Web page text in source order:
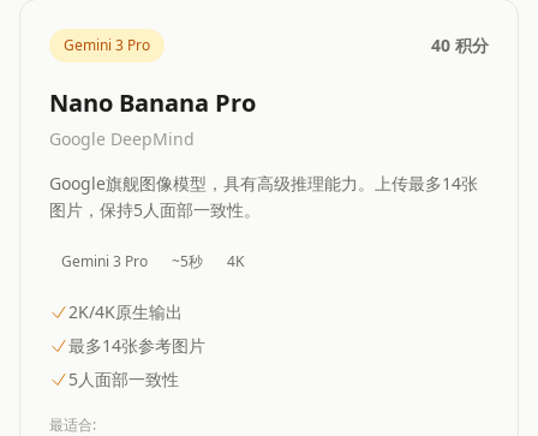
Gemini 3 Pro 40 积分
Nano Banana Pro
Google DeepMind
Google旗舰图像模型，具有高级推理能力。上传最多14张
图片，保持5人面部一致性。
Gemini 3 Pro ~5秒 4K
2K/4K原生输出
最多14张参考图片
5人面部一致性
最适合: